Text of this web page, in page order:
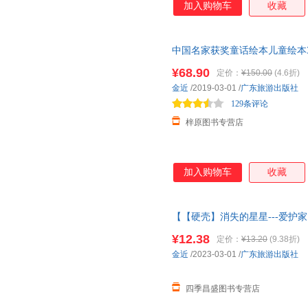
加入购物车 收藏
中国名家获奖童话绘本儿童绘
¥68.90 定价： ¥150.00 (4.6折)
梓原图书专营店
129条评论
金近 /2019-03-01 /广东旅游出版社
加入购物车 收藏
【【硬壳】消失的星星---爱护
¥12.38 定价： ¥13.20 (9.38折)
四季昌盛图书专营店
金近 /2023-03-01 /广东旅游出版社